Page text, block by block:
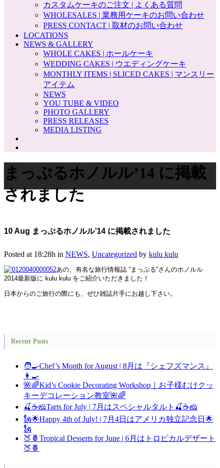
カスタムケーキのご注文 | よくある質問
WHOLESALES | 業務用ケーキのお問い合わせ
PRESS CONTACT | 取材のお問い合わせ
LOCATIONS
NEWS & GALLERY
WHOLE CAKES | ホールケーキ
WEDDING CAKES | ウエディングケーキ
MONTHLY ITEMS | SLICED CAKES | マンスリー
アイテム
NEWS
YOU TUBE & VIDEO
PHOTO GALLERY
PRESS RELEASES
MEDIA LISTING
まっぷるホノルル’14 に掲載
されました
10 Aug まっぷるホノルル’14 に掲載されました
Posted at 18:28h in NEWS, Uncategorized by kulu kulu
あの、有名な旅行情報誌 “まっぷる”さんのホノルル
2014最新版に kulu kulu をご紹介いただきました！
日本からのご旅行の際にも、ぜひ雑誌片手にお越し下さい。
Recent Posts
🧑‍🍳Chef’s Month for August | 8月は『シェフズマンス』
👩‍🍳
🌺🌈Kid’s Cookie Decorating Workshop｜お子様むけクッ
キーデコレーション教室🌺🌈
🍒☕🧀Tarts for July | 7月はスペシャルタルト🍒☕🧀
🗽🌟Happy 4th of July! | 7月4日はアメリカ独立記念日🌟
🗽
🍑🍍Tropical Desserts for June | 6月はトロピカルデザート
🍑🍍